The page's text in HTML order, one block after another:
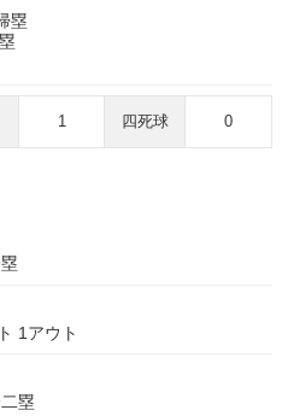
塁
1 四死球 0
1アウト
塁